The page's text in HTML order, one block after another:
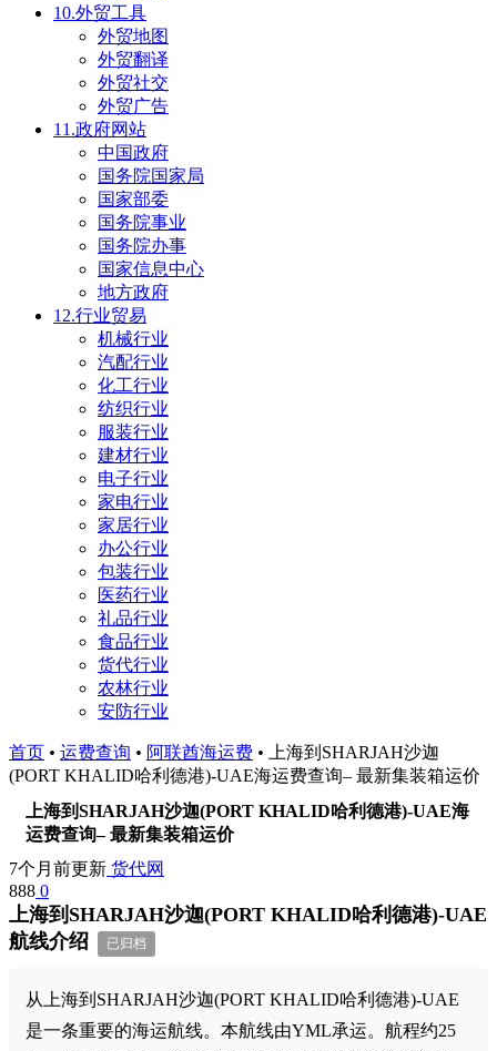
10.外贸工具
外贸地图
外贸翻译
外贸社交
外贸广告
11.政府网站
中国政府
国务院国家局
国家部委
国务院事业
国务院办事
国家信息中心
地方政府
12.行业贸易
机械行业
汽配行业
化工行业
纺织行业
服装行业
建材行业
电子行业
家电行业
家居行业
办公行业
包装行业
医药行业
礼品行业
食品行业
货代行业
农林行业
安防行业
首页 • 运费查询 • 阿联酋海运费 •
上海到SHARJAH沙迦
(PORT KHALID哈利德港)-UAE海运费查询– 最新集装箱运价
上海到SHARJAH沙迦(PORT KHALID哈利德港)-UAE海
运费查询– 最新集装箱运价
7个月前更新 货代网
888 0
上海到SHARJAH沙迦(PORT KHALID哈利德港)-UAE
航线介绍
已归档
从上海到SHARJAH沙迦(PORT KHALID哈利德港)-UAE
是一条重要的海运航线。本航线由YML承运。航程约25